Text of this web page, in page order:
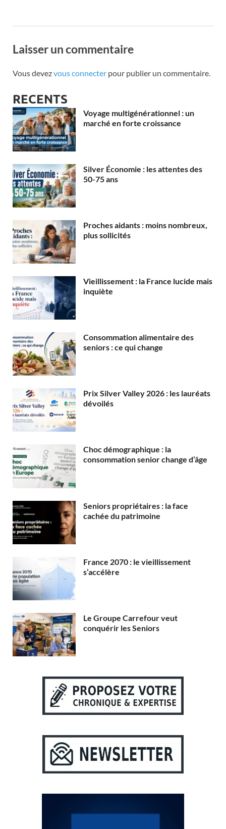
Laisser un commentaire
Vous devezvous connecter pour publier un commentaire.
RECENTS
Voyage multigénérationnel : un
marché en forte croissance
Silver Économie : les attentes des
50-75 ans
Proches aidants : moins nombreux,
plus sollicités
Vieillissement : la France lucide mais
inquiète
Consommation alimentaire des
seniors : ce qui change
Prix Silver Valley 2026 : les lauréats
dévoilés
Choc démographique : la
consommation senior change d’âge
Seniors propriétaires : la face
cachée du patrimoine
France 2070 : le vieillissement
s’accélère
Le Groupe Carrefour veut
conquérir les Seniors